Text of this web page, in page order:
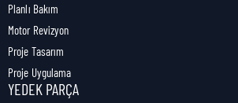
Planlı Bakım
Motor Revizyon
Proje Tasarım
Proje Uygulama
YEDEK PARÇA